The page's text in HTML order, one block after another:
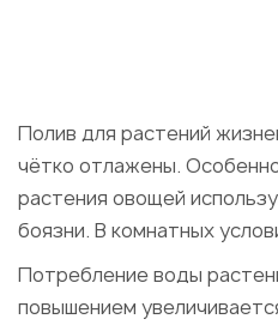
Полив для растений
чётко отлажены.
растения овощей
боязни. В комнатных
Потребление воды
повышением